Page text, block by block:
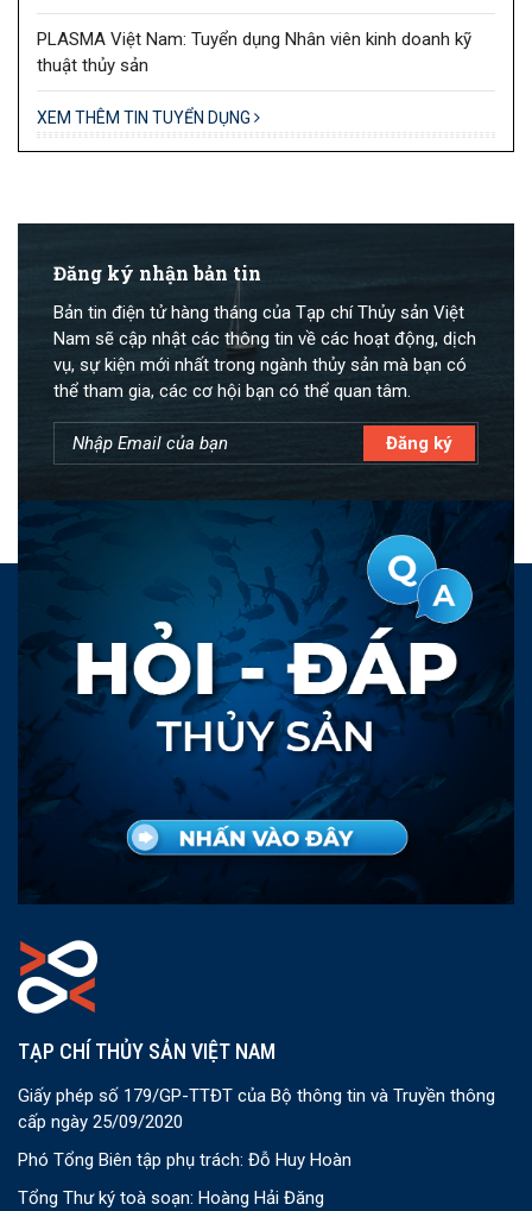
PLASMA Việt Nam: Tuyển dụng Nhân viên kinh doanh kỹ
thuật thủy sản
XEM THÊM TIN TUYỂN DỤNG
Đăng ký nhận bản tin
Bản tin điện tử hàng tháng của Tạp chí Thủy sản Việt
Nam sẽ cập nhật các thông tin về các hoạt động, dịch
vụ, sự kiện mới nhất trong ngành thủy sản mà bạn có
thể tham gia, các cơ hội bạn có thể quan tâm.
TẠP CHÍ THỦY SẢN VIỆT NAM
Giấy phép số 179/GP-TTĐT của Bộ thông tin và Truyền thông
cấp ngày 25/09/2020
Phó Tổng Biên tập phụ trách: Đỗ Huy Hoàn
Tổng Thư ký toà soạn: Hoàng Hải Đăng